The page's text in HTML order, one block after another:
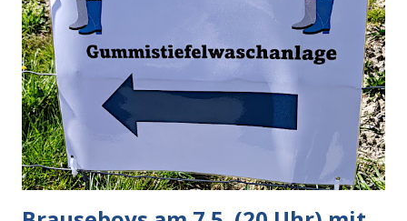
bei diversen Anfragen zu kontroversen Themen auf dem
Weg zu einer Antwort erst einmal Elons eigene Sicht der
Dinge auf Twitter abfragen und entscheidend relevant
verarbeiten muss. Das ist lächerlich und gefährlich
zugleich. Denn eine Information fehlt noch, Grok soll
künftig in den US-amerikanischen Behörden mitarbeiten,
zuvord...